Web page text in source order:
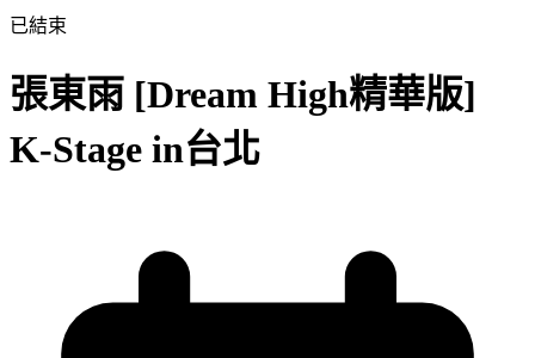
已結束
張東雨 [Dream High精華版]
K-Stage in台北